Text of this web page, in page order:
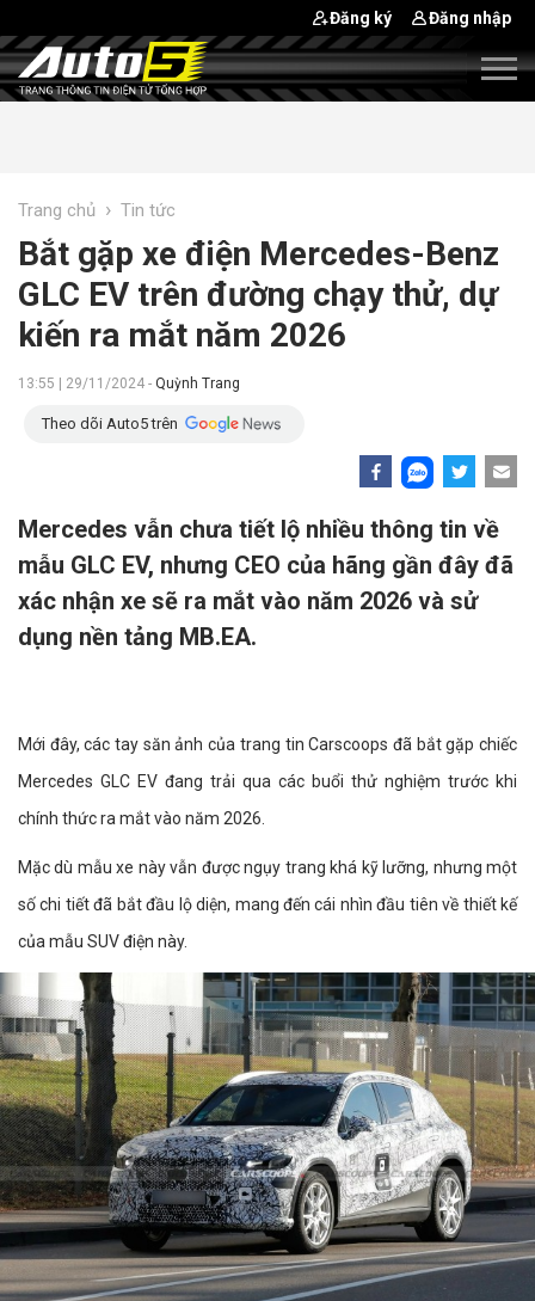
Đăng ký Đăng nhập
Trang chủ › Tin tức
Bắt gặp xe điện Mercedes-Benz
GLC EV trên đường chạy thử, dự
kiến ra mắt năm 2026
13:55 | 29/11/2024 - Quỳnh Trang
Theo dõi Auto5 trên
Mercedes vẫn chưa tiết lộ nhiều thông tin về
mẫu GLC EV, nhưng CEO của hãng gần đây đã
xác nhận xe sẽ ra mắt vào năm 2026 và sử
dụng nền tảng MB.EA.
Mới đây, các tay săn ảnh của trang tin Carscoops đã bắt gặp chiếc
Mercedes GLC EV đang trải qua các buổi thử nghiệm trước khi
chính thức ra mắt vào năm 2026.
Mặc dù mẫu xe này vẫn được ngụy trang khá kỹ lưỡng, nhưng một
số chi tiết đã bắt đầu lộ diện, mang đến cái nhìn đầu tiên về thiết kế
của mẫu SUV điện này.